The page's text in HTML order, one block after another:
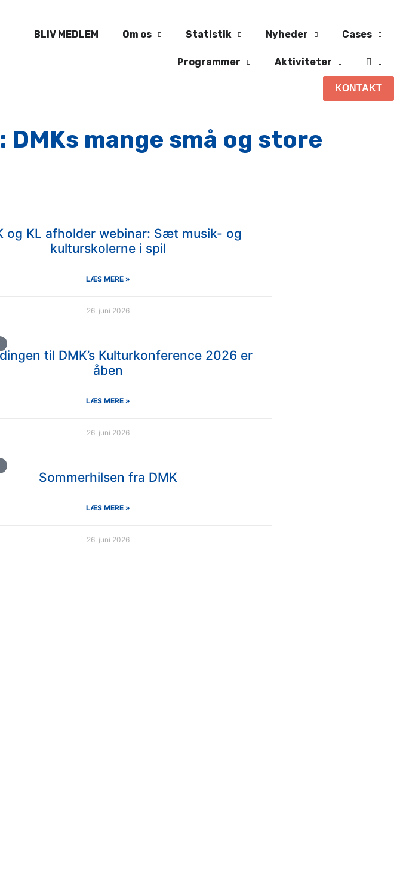
BLIV MEDLEM Om os Statistik Nyheder Cases
Programmer Aktiviteter
KONTAKT
mange små og store
og KL afholder webinar: Sæt musik- og
kulturskolerne i spil
LÆS MERE »
26. juni 2026
til DMK’s Kulturkonference 2026 er
åben
LÆS MERE »
26. juni 2026
Sommerhilsen fra DMK
LÆS MERE »
26. juni 2026